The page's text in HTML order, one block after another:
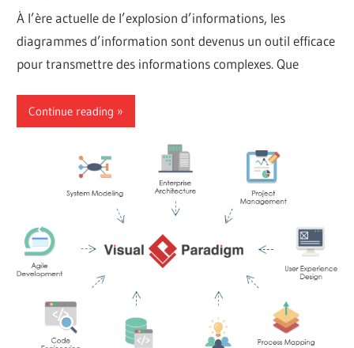
À l’ère actuelle de l’explosion d’informations, les
diagrammes d’information sont devenus un outil efficace
pour transmettre des informations complexes. Que
Continue reading